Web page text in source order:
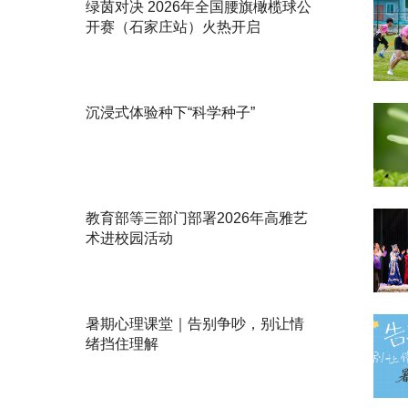
绿茵对决 2026年全国腰旗橄榄球公
开赛（石家庄站）火热开启
沉浸式体验种下“科学种子”
教育部等三部门部署2026年高雅艺
术进校园活动
暑期心理课堂｜告别争吵，别让情
绪挡住理解